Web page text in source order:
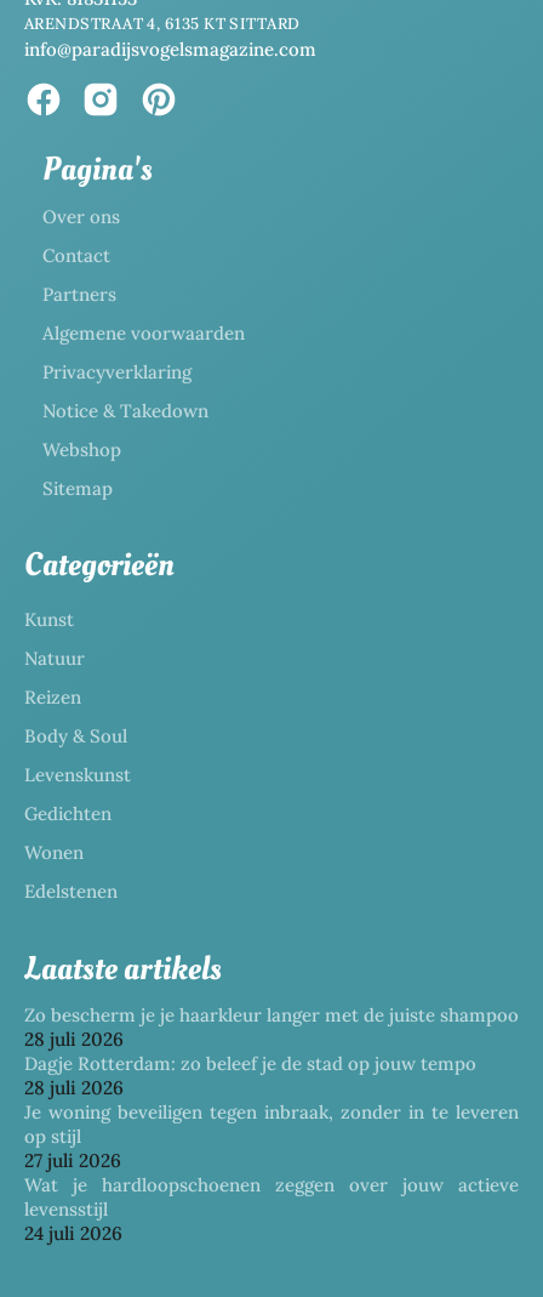
ARENDSTRAAT 4, 6135 KT SITTARD
info@paradijsvogelsmagazine.com
Pagina's
Over ons
Contact
Partners
Algemene voorwaarden
Privacyverklaring
Notice & Takedown
Webshop
Sitemap
Categorieën
Kunst
Natuur
Reizen
Body & Soul
Levenskunst
Gedichten
Wonen
Edelstenen
Laatste artikels
Zo bescherm je je haarkleur langer met de juiste shampoo
28 juli 2026
Dagje Rotterdam: zo beleef je de stad op jouw tempo
28 juli 2026
Je woning beveiligen tegen inbraak, zonder in te leveren
op stijl
27 juli 2026
Wat je hardloopschoenen zeggen over jouw actieve
levensstijl
24 juli 2026